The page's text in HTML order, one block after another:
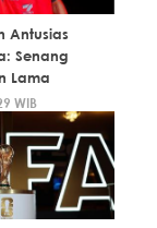
Antusias
Senang
Lama
WIB